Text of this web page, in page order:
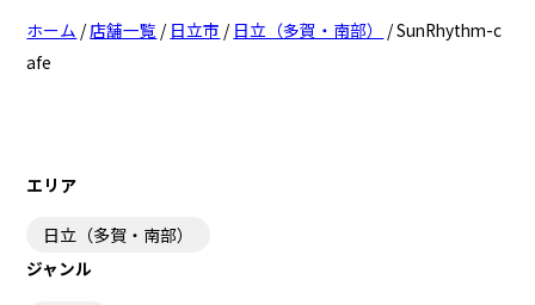
日立（十王・豊浦・日高）
ひたちなか（佐和）
日立（十王・豊浦・日高）
日立（多賀・南部）
ホーム /店舗一覧 / 日立市 / 日立（多賀・南部） /SunRhythm-c
afe
エリア
日立（多賀・南部）
ジャンル